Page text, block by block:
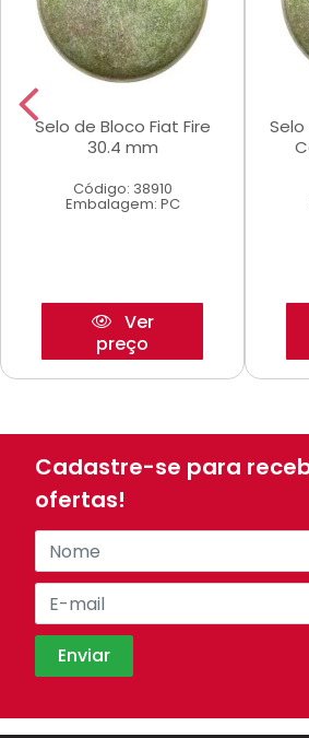
Selo de Bloco Fiat Fire
30.4 mm
Código: 38910
Embalagem: PC
Ver
preço
Cadastre-se para
ofertas!